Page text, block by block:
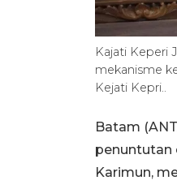
Kajati Keperi
mekanisme
Kejati Kepri..
Batam
penuntutan
Karimun,